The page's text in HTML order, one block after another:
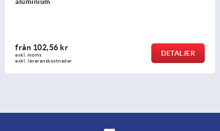
exkl. leveranskostnader